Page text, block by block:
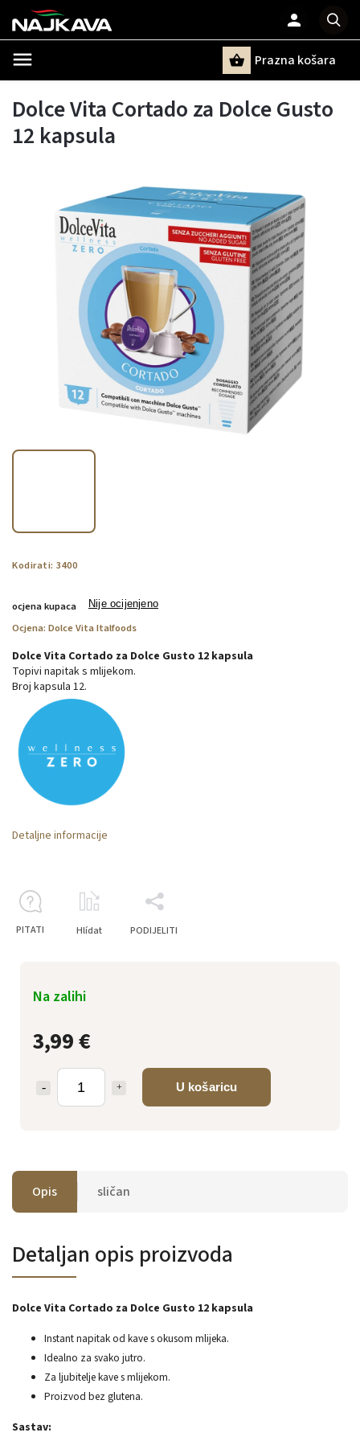
Prazna košara
Dolce Vita Cortado za Dolce Gusto
12 kapsula
Kodirati: 3400
ocjena kupaca Nije ocijenjeno
Ocjena: Dolce Vita Italfoods
3,99 €
U košaricu
Na zalihi
Dolce Vita Cortado za Dolce Gusto 12 kapsula
Topivi napitak s mlijekom.
Broj kapsula 12.
Detaljne informacije
PITATI Hlídat PODIJELITI
Opis sličan
Detaljan opis proizvoda
Dolce Vita Cortado za Dolce Gusto 12 kapsula
Instant napitak od kave s okusom mlijeka.
Idealno za svako jutro.
Za ljubitelje kave s mlijekom.
Proizvod bez glutena.
Sastav: